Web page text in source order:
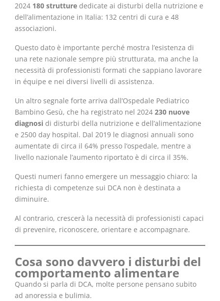
2024 180 strutture dedicate ai disturbi della nutrizione e
dell’alimentazione in Italia: 132 centri di cura e 48
associazioni.
Questo dato è importante perché mostra l’esistenza di
una rete nazionale sempre più strutturata, ma anche la
necessità di professionisti formati che sappiano lavorare
in équipe e nei diversi livelli di assistenza.
Un altro segnale forte arriva dall’Ospedale Pediatrico
Bambino Gesù, che ha registrato nel 2024 230 nuove
diagnosi di disturbi della nutrizione e dell’alimentazione
e 2500 day hospital. Dal 2019 le diagnosi annuali sono
aumentate di circa il 64% presso l’ospedale, mentre a
livello nazionale l’aumento riportato è di circa il 35%.
Questi numeri fanno emergere un messaggio chiaro: la
richiesta di competenze sui DCA non è destinata a
diminuire.
Al contrario, crescerà la necessità di professionisti capaci
di prevenire, riconoscere, orientare e accompagnare.
Cosa sono davvero i disturbi del
comportamento alimentare
Quando si parla di DCA, molte persone pensano subito
ad anoressia e bulimia.